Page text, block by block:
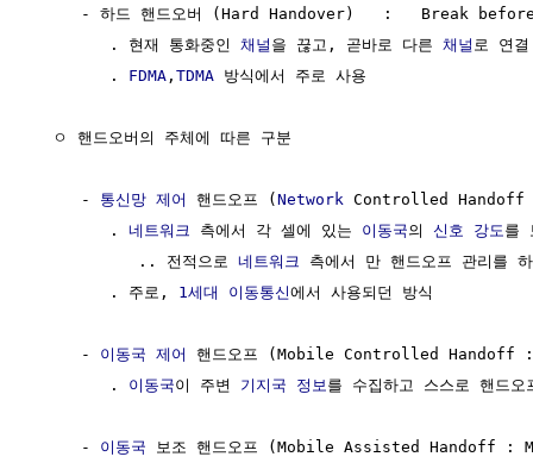
- 하드 핸드오버 (Hard Handover)   :   Break
        . 현재 통화중인
채널 을 끊고, 곧바로 다른 채널 로 연결
        .
FDMA , TDMA 방식에서 주로 사용
  ㅇ 핸드오버의 주체에 따른 구분
     -
통신망 제어 핸드오프 (Network Controlled Handoff
        .
네트워크 측에서 각 셀에 있는 이동국의 신호 강도 를
           .. 전적으로
네트워크
측에서 만 핸드오프 관리를
        . 주로,
1세대 이동통신에서 사용되던 방식
     -
이동국 제어
핸드오프 (Mobile Controlled Handoff :
        .
이동국이 주변 기지국 정보 를 수집하고 스스로 핸드
     -
이동국 보조 핸드오프 (Mobile Assisted Handoff :